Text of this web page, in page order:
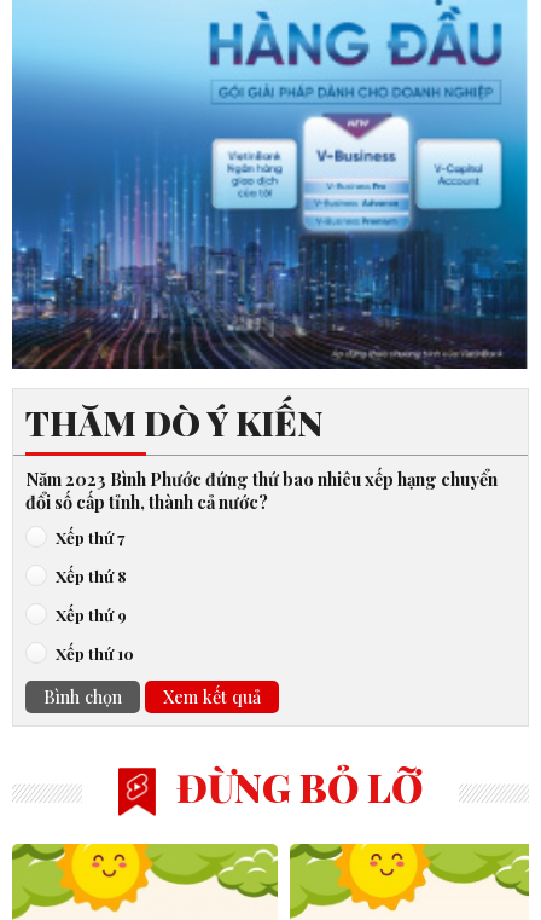
THĂM DÒ Ý KIẾN
Năm 2023 Bình Phước đứng thứ bao nhiêu xếp hạng chuyển
đổi số cấp tỉnh, thành cả nước?
Xếp thứ 7
Xếp thứ 8
Xếp thứ 9
Xếp thứ 10
Bình chọn Xem kết quả
ĐỪNG BỎ LỠ